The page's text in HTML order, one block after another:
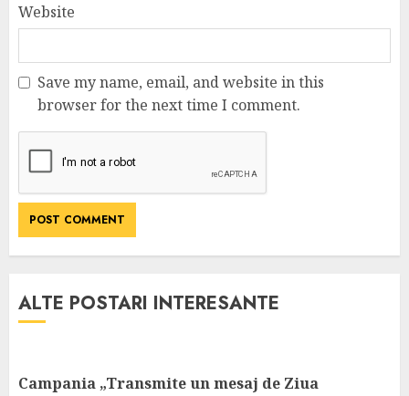
Website
Save my name, email, and website in this
browser for the next time I comment.
ALTE POSTARI INTERESANTE
Campania „Transmite un mesaj de Ziua